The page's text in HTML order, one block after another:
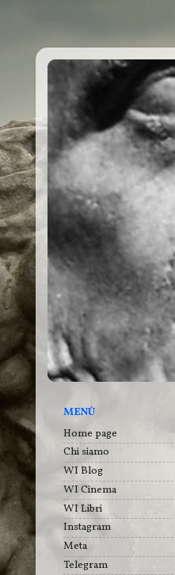
MENÙ
Home page
Chi siamo
WI Blog
WI Cinema
WI Libri
Instagram
Meta
Telegram